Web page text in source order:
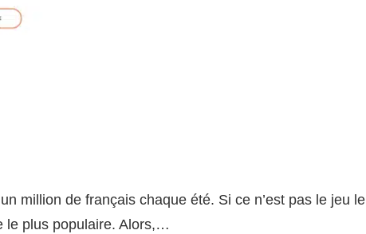
million de français chaque été. Si ce n’est pas le jeu le
le plus populaire. Alors,…